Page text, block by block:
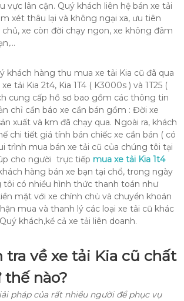
vực lân cận. Quý khách liên hệ bán xe tải
xét thâu lại và không ngại xa, ưu tiên
xe còn đời chạy ngon, xe không đâm
khách hàng thu mua xe tải Kia cũ đã qua
tải Kia 2t4, Kia 1T4 ( K3000s ) và 1T25 (
cung cấp hồ sơ bao gồm các thông tin
chỉ cần báo xe cần bán gồm : Đời xe
xuất và km đã chạy qua. Ngoài ra, khách
chi tiết giá tính bán chiếc xe cần bán ( có
trình mua bán xe tải cũ của chúng tôi tại
cho người trực tiếp mua xe tải Kia 1t4
hàng bán xe bạn tại chổ, trong ngày
tôi có nhiều hình thức thanh toán như
mặt với xe chính chủ và chuyển khoản
mua và thanh lý các loại xe tải cũ khác
khách,kể cả xe tải liên doanh.
tra về xe tải Kia cũ chất
nào?
pháp của rất nhiều người để phục vụ